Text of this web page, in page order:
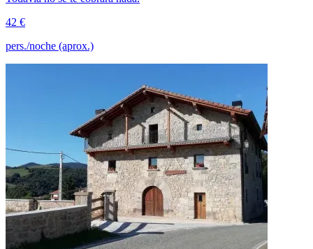
42 €
pers./noche (aprox.)